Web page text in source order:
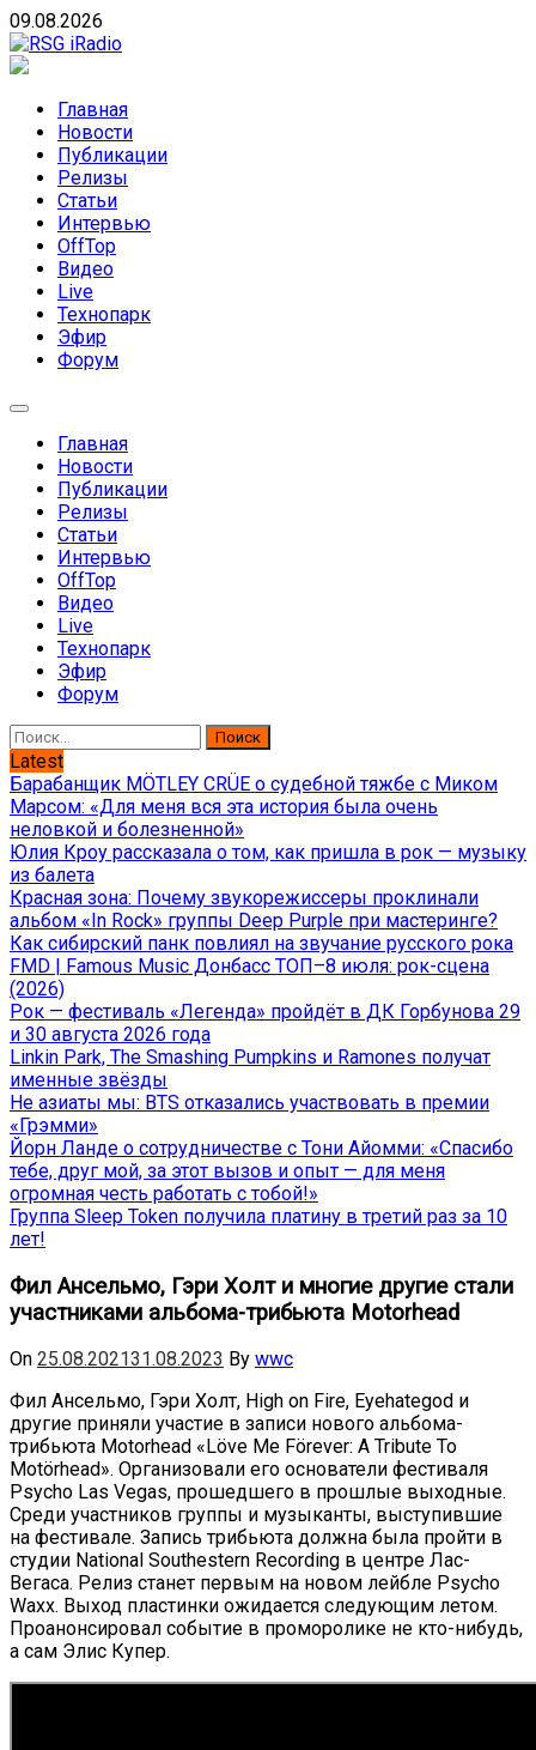
Skip
to
content
09.08.2026
направлений без возрастных ограничений
Главная
Новости
Публикации
Релизы
Статьи
Интервью
OffTop
Видео
Live
Технопарк
Эфир
Форум
Главная
Новости
Публикации
Релизы
Статьи
Интервью
OffTop
Видео
Live
Технопарк
Эфир
Форум
Найти:
Latest
Барабанщик MÖTLEY CRÜE о судебной тяжбе с Миком
Марсом: «Для меня вся эта история была очень
неловкой и болезненной»
Юлия Кроу рассказала о том, как пришла в рок — музыку
из балета
Красная зона: Почему звукорежиссеры проклинали
альбом «In Rock» группы Deep Purple при мастеринге?
Как сибирский панк повлиял на звучание русского рока
FMD | Famous Music Донбасс ТОП–8 июля: рок-сцена
(2026)
Рок — фестиваль «Легенда» пройдёт в ДК Горбунова 29
и 30 августа 2026 года
Linkin Park, The Smashing Pumpkins и Ramones получат
именные звёзды
Не азиаты мы: BTS отказались участвовать в премии
«Грэмми»
Йорн Ланде о сотрудничестве с Тони Айомми: «Спасибо
тебе, друг мой, за этот вызов и опыт — для меня
огромная честь работать с тобой!»
Группа Sleep Token получила платину в третий раз за 10
лет!
Фил Ансельмо, Гэри Холт и многие другие стали
участниками альбома-трибьюта Motorhead
On 25.08.202131.08.2023 By wwc
Фил Ансельмо, Гэри Холт, High on Fire, Eyehategod и
другие приняли участие в записи нового альбома-
трибьюта Motorhead «Löve Me Förever: A Tribute To
Motörhead». Организовали его основатели фестиваля
Psycho Las Vegas, прошедшего в прошлые выходные.
Среди участников группы и музыканты, выступившие
на фестивале. Запись трибьюта должна была пройти в
студии National Southestern Recording в центре Лас-
Вегаса. Релиз станет первым на новом лейбле Psycho
Waxx. Выход пластинки ожидается следующим летом.
Проанонсировал событие в проморолике не кто-нибудь,
а сам Элис Купер.